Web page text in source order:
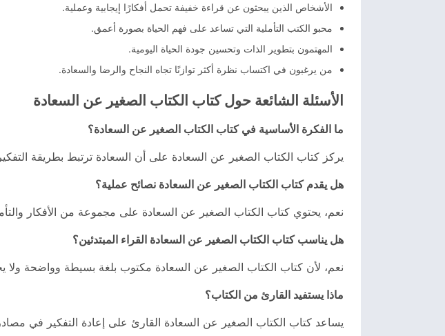
الأشخاص الذين يبحثون عن قراءة خفيفة تحمل أفكارًا إيجابية وعملية.
محبو الكتب التأملية التي تساعد على فهم الحياة بصورة أعمق.
المهتمون بتطوير الذات وتحسين جودة الحياة اليومية.
من يرغبون في اكتساب نظرة أكثر توازنًا تجاه النجاح والرضا والسعادة.
الأسئلة الشائعة حول كتاب الكتاب الصغير عن السعادة
ما الفكرة الأساسية في كتاب الكتاب الصغير عن السعادة؟
يركز كتاب الكتاب الصغير عن السعادة على أن السعادة ترتبط بطريقة التفكير
هل يقدم كتاب الكتاب الصغير عن السعادة نصائح عملية؟
نعم، يحتوي كتاب الكتاب الصغير عن السعادة على مجموعة من الأفكار
هل يناسب كتاب الكتاب الصغير عن السعادة القراء المبتدئين؟
نعم، لأن كتاب الكتاب الصغير عن السعادة مكتوب بلغة بسيطة وواضحة ولا
ماذا يستفيد القارئ من الكتاب؟
يساعد كتاب الكتاب الصغير عن السعادة القارئ على إعادة التفكير في